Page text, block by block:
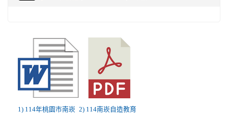
1) 114年桃園市南崁
2) 114南崁自造教育